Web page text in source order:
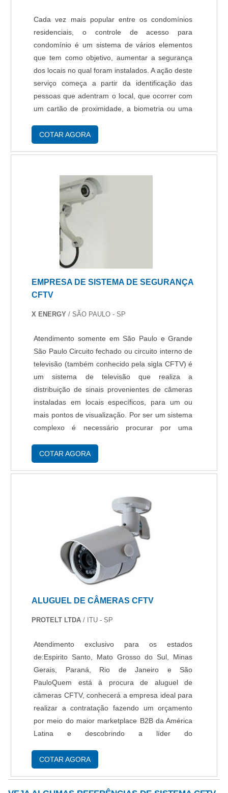
Cada vez mais popular entre os condomínios
residenciais, o controle de acesso para
condomínio é um sistema de vários elementos
que tem como objetivo, aumentar a segurança
dos locais no qual foram instalados. A ação deste
serviço começa a partir da identificação das
pessoas que adentram o local, que ocorrer com
um cartão de proximidade, a biometria ou uma
do acesso pode ser automática ou assistida,
COTAR AGORA
EMPRESA DE SISTEMA DE SEGURANÇA
CFTV
X ENERGY / SÃO PAULO - SP
Atendimento somente em São Paulo e Grande
São Paulo Circuito fechado ou circuito interno de
televisão (também conhecido pela sigla CFTV) é
um sistema de televisão que realiza a
distribuição de sinais provenientes de câmeras
instaladas em locais específicos, para um ou
mais pontos de visualização. Por ser um sistema
complexo é necessário procurar por uma
profissionais especializados no assunto. Esse
COTAR AGORA
ALUGUEL DE CÂMERAS CFTV
PROTELT LTDA / ITU - SP
Atendimento exclusivo para os estados
de:Espirito Santo, Mato Grosso do Sul, Minas
Gerais, Paraná, Rio de Janeiro e São
PauloQuem está à procura de aluguel de
câmeras CFTV, conhecerá a empresa ideal para
realizar a contratação fazendo um orçamento
por meio do maior marketplace B2B da América
Latina e descobrindo a líder do
câmeras CFTV, com os colaboradores da Protelt
COTAR AGORA